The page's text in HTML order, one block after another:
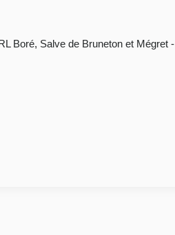
Boré, Salve de Bruneton et Mégret -